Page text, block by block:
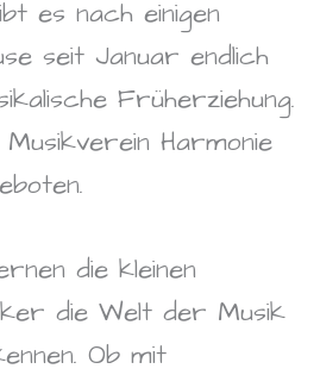
es nach einigen
seit Januar endlich
Früherziehung.
Harmonie
die kleinen
die Welt der Musik
Ob mit